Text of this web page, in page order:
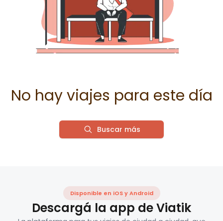
No hay viajes para este día
Buscar más
Disponible en iOS y Android
Descargá la app de Viatik